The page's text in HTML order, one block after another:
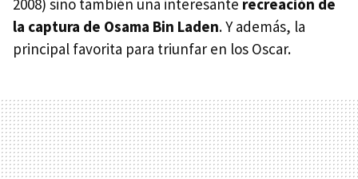
la captura de Osama Bin Laden. Y además, la
principal favorita para triunfar en los Oscar.